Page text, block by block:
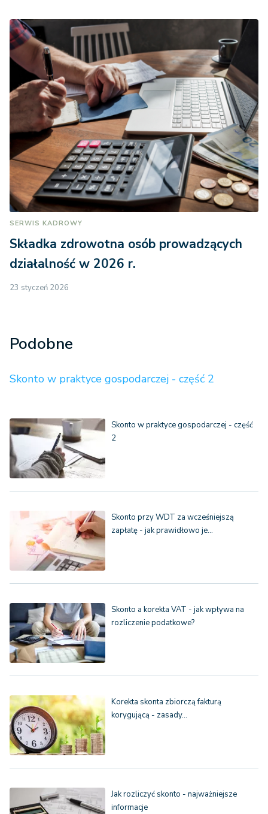
SERWIS KADROWY
Składka zdrowotna osób prowadzących
działalność w 2026 r.
23 styczeń 2026
Podobne
Skonto w praktyce gospodarczej - część 2
Skonto w praktyce gospodarczej - część
2
Skonto przy WDT za wcześniejszą
zapłatę - jak prawidłowo je…
Skonto a korekta VAT - jak wpływa na
rozliczenie podatkowe?
Korekta skonta zbiorczą fakturą
korygującą - zasady…
Jak rozliczyć skonto - najważniejsze
informacje